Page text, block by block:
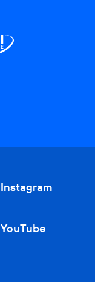
Instagram
YouTube